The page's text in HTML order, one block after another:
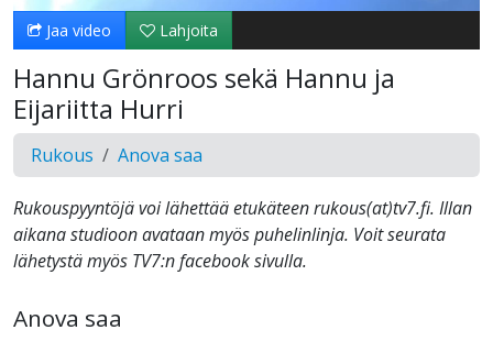
Jaa video Lahjoita
Hannu Grönroos sekä Hannu ja
Eijariitta Hurri
Rukous Anova saa
Rukouspyyntöjä voi lähettää etukäteen rukous(at)tv7.fi. Illan
aikana studioon avataan myös puhelinlinja. Voit seurata
lähetystä myös TV7:n facebook sivulla.
Anova saa